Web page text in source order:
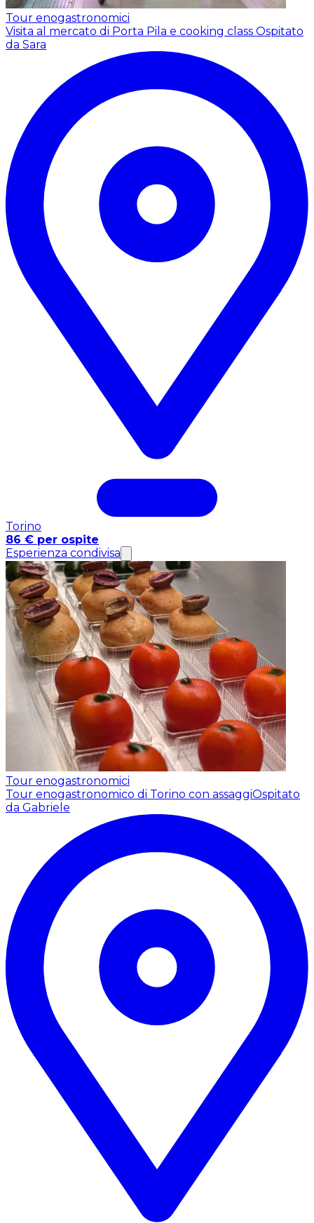
Tour enogastronomici
Visita al mercato di Porta Pila e cooking class Ospitato
da Sara
Torino
86 € per ospite
Esperienza condivisa
Tour enogastronomici
Tour enogastronomico di Torino con assaggiOspitato
da Gabriele